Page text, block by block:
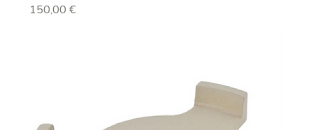
Prix
150,00 €